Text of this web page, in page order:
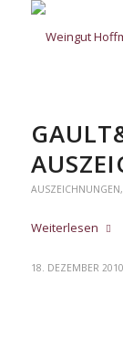
AUSZEICHNUNGEN,
Weiterlesen
18. DEZEMBER 2010